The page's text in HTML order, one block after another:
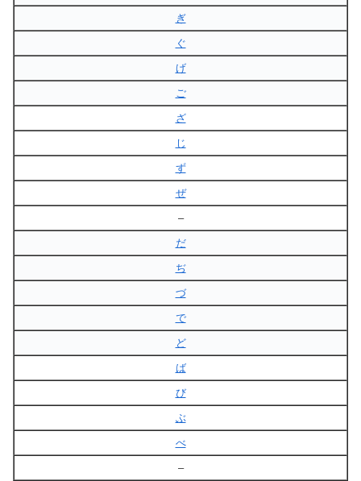
ぎ
ぐ
げ
ご
ざ
じ
ず
ぜ
–
だ
ぢ
づ
で
ど
ば
び
ぶ
べ
–